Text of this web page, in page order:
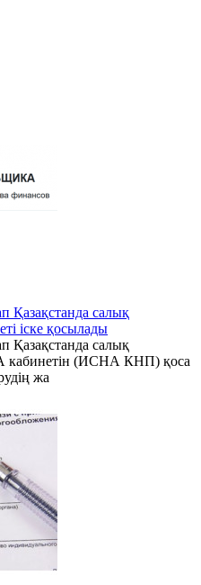
Қазақстанда салық
іске қосылады
Қазақстанда салық
кабинетін (ИСНА КНП) қоса
жа